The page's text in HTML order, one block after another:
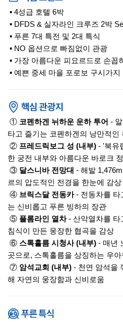
▪ 4성급 호텔 6박
▪ DFDS & 실자라인 크루즈 2박
▪ 푸른 7대 특전 및 2대 특식
▪ NO 옵션으로 빠짐없이 관광
▪ 가장 아름다운 피요르드로 손꼽
▪ 예쁜 중세 마을 포로보 구시가지
① 코펜하겐 뉘하운 운하 투어 -
타고 즐기는 코펜하겐의 낭만적인
② 프레드릭보그 성 (내부) - '북유
한 궁전 내부와 아름다운 바로크
③ 달스니바 전망대 - 해발
르의 압도적인 전경을 한눈에 감상
④ 브릭스달 전동카- 전동차를 타
는 신비롭고 푸른 빙하의 장관
⑤ 플롬라인 열차- 산악열차를 타
침식이 만든 웅장한 협곡을 감상
⑥ 스톡홀름 시청사 (내부) - 매년
곳으로, 스톡홀름을 상징하는 우
⑦ 암석교회 (내부) - 천연 암석을
해 자연의 웅장함과 신비로움